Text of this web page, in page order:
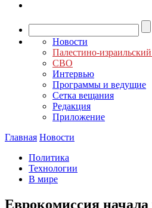
Новости
Палестино-
СВО
Интервью
Программы и ведущие
Сетка вещания
Редакция
Приложение
Главная Новости
Политика
Технологии
В мире
Еврокомиссия начала